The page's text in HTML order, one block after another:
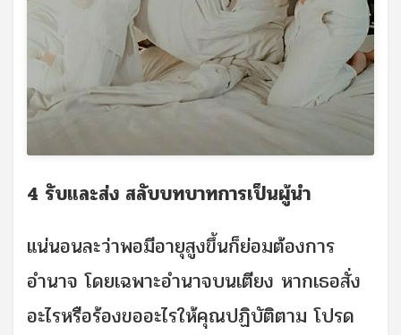
4 รับและส่ง สลับบทบาทการเป็นผู้นำ
แน่นอนละว่าพอมีอายุสูงขึ้นก็ย่อมต้องการ
อำนาจ โดยเฉพาะอำนาจบนเตียง หากเธอสั่ง
อะไรหรือร้องขออะไรให้คุณปฏิบัติตาม โปรด